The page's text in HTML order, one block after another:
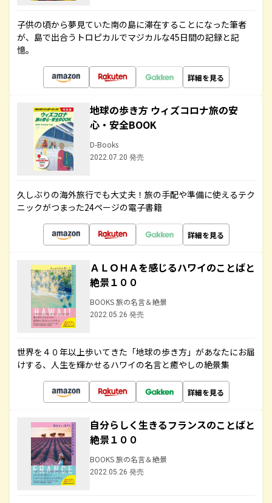
子供の頃から夢見ていた南の島に滞在することになった筆者
が、島で出合うトロピカルでマジカルな45日間の記録と記
憶。
詳細を見る
地球の歩き方 ウィズコロナ旅の安
心・安全BOOK
D-Books
2022.07.20 発売
久しぶりの海外旅行でも大丈夫！旅の手配や準備に使えるテク
ニックがつまった24ページの電子書籍
詳細を見る
ＡＬＯＨＡを感じるハワイのことばと
絶景１００
BOOKS 旅の名言＆絶景
2022.05.26 発売
世界を４０年以上歩いてきた「地球の歩き方」があなたにお届
けする、人生を輝かせるハワイの名言と癒やしの絶景集
詳細を見る
自分らしく生きるフランスのことばと
絶景１００
BOOKS 旅の名言＆絶景
2022.05.26 発売